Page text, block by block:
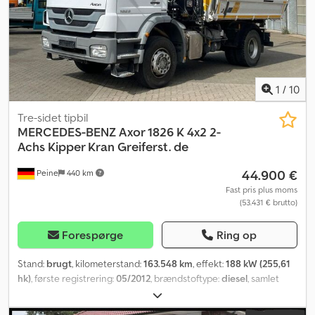
købsaftaler, fakturaer, proforma-fakturaer, ordrer og salgssamtaler
er vores generelle forretningsbetingelser (se herom i juridiske
bemærkninger).
1 / 10
Peine 440 km
Tre-sidet tipbil
MERCEDES-BENZAxor 1826 K 4x2 2-
Achs Kipper Kran Greiferst. de
44.900 €
Fast pris plus moms
(53.431 € brutto)
Forespørge Ring op
Stand: brugt, kilometerstand:163.548 km, effekt:188 kW (255,61
hk), første registrering:05/2012, brændstoftype:diesel, samlet
, akslekonfiguration:
mekanisk, emissionsklasse:Euro 5, lastepladsvolumen:5 m³,